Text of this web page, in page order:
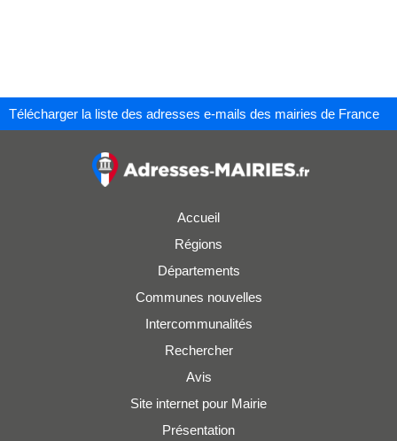
Télécharger la liste des adresses e-mails des mairies de France
Accueil
Régions
Départements
Communes nouvelles
Intercommunalités
Rechercher
Avis
Site internet pour Mairie
Présentation